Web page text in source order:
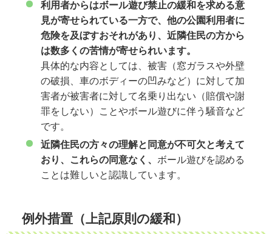
利用者からはボール遊び禁止の緩和を求める意
見が寄せられている一方で、他の公園利用者に
危険を及ぼすおそれがあり、近隣住民の方から
は数多くの苦情が寄せられいます。
具体的な内容としては、被害（窓ガラスや外壁
の破損、車のボディーの凹みなど）に対して加
害者が被害者に対して名乗り出ない（賠償や謝
罪をしない）ことやボール遊びに伴う騒音など
です。
近隣住民の方々の理解と同意が不可欠と考えて
おり、これらの同意なく、 ボール遊びを認める
ことは難しいと認識しています。
例外措置（上記原則の緩和）